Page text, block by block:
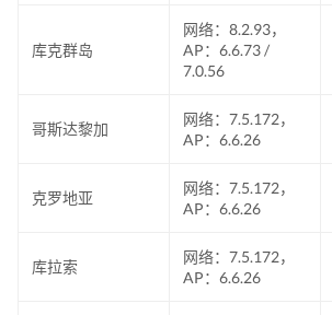
库克群岛
网络：8.2.93，
AP：6.6.73 /
7.0.56
哥斯达黎加
网络：7.5.172，
AP：6.6.26
克罗地亚
网络：7.5.172，
AP：6.6.26
库拉索
网络：7.5.172，
AP：6.6.26